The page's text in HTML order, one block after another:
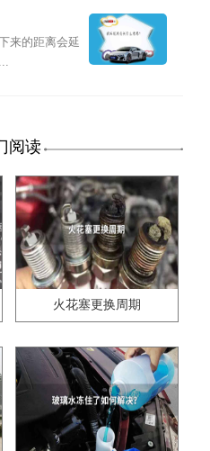
来的距离会延
阅读
火花塞更换周期